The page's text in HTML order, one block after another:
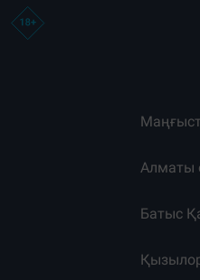
Алматы
Батыс